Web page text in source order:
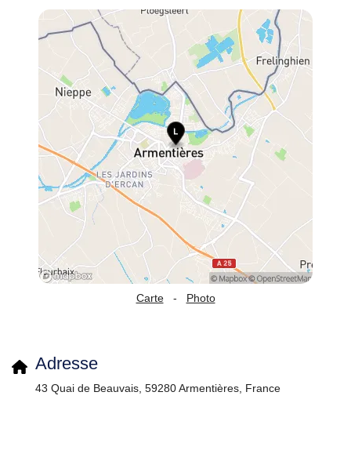
Carte - Photo
Adresse
43 Quai de Beauvais, 59280 Armentières, France